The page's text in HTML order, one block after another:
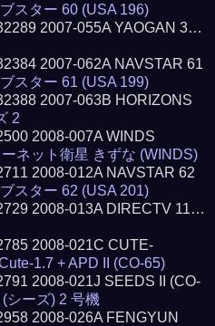
スター 60 (USA 196)
2007-055A YAOGAN 3…
2007-062A NAVSTAR 61
スター 61 (USA 199)
2007-063B HORIZONS
2
2008-007A WINDS
ネット衛星 きずな (WINDS)
2008-012A NAVSTAR 62
スター 62 (USA 201)
2008-013A DIRECTV 11…
2008-021C CUTE-
1.7 + APD II (CO-65)
2008-021J SEEDS II (CO-
シーズ) 2 号機
2008-026A FENGYUN